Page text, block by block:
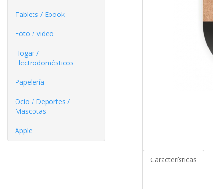
Tablets / Ebook
Foto / Video
Hogar /
Electrodomésticos
Papelería
Ocio / Deportes /
Mascotas
Apple
Características